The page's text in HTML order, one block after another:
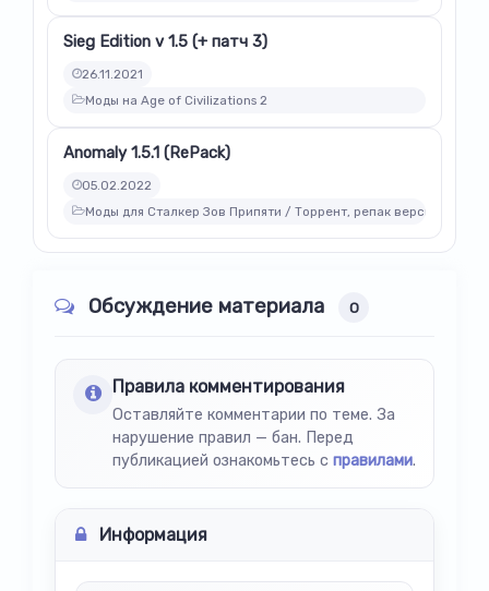
Sieg Edition v 1.5 (+ патч 3)
26.11.2021
Моды на Age of Civilizations 2
Anomaly 1.5.1 (RePack)
05.02.2022
Моды для Сталкер Зов Припяти / Торрент, репак версии модов
Обсуждение материала 0
Правила комментирования
Оставляйте комментарии по теме. За
нарушение правил — бан. Перед
публикацией ознакомьтесь с правилами.
Информация